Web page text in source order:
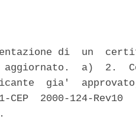
di  un
aggiornato.  a)  2.
gia'
2000-124-Rev10